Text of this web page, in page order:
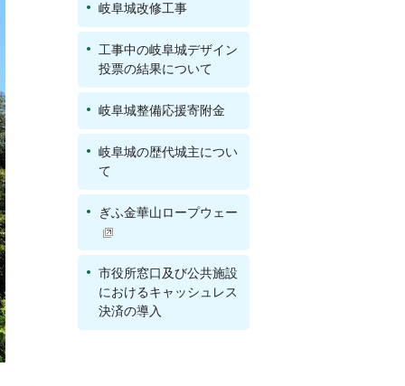
岐阜城改修工事
工事中の岐阜城デザイン
投票の結果について
岐阜城整備応援寄附金
岐阜城の歴代城主につい
て
ぎふ金華山ロープウェー
市役所窓口及び公共施設
におけるキャッシュレス
決済の導入